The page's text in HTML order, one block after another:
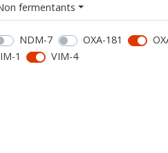
fermentants
NDM-7 OXA-181
1 VIM-4